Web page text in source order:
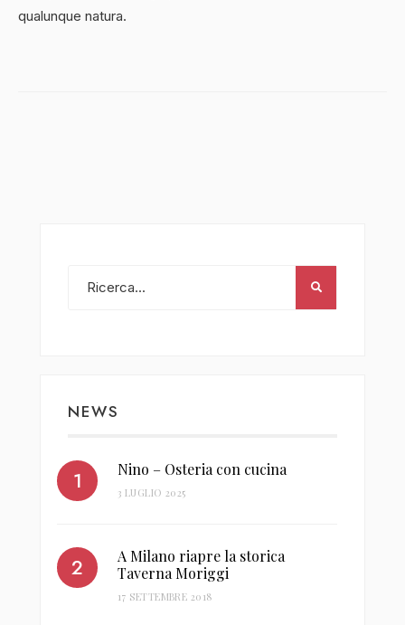
qualunque natura.
NEWS
Nino – Osteria con cucina
3 LUGLIO 2025
A Milano riapre la storica
Taverna Moriggi
17 SETTEMBRE 2018